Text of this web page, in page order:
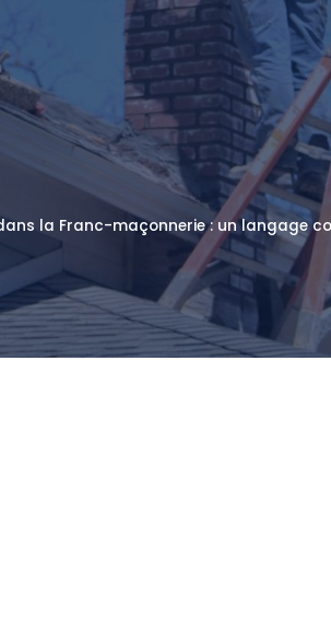
la Franc-maçonnerie : un langage